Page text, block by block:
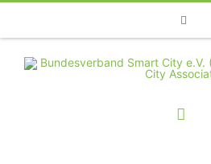
Telefon